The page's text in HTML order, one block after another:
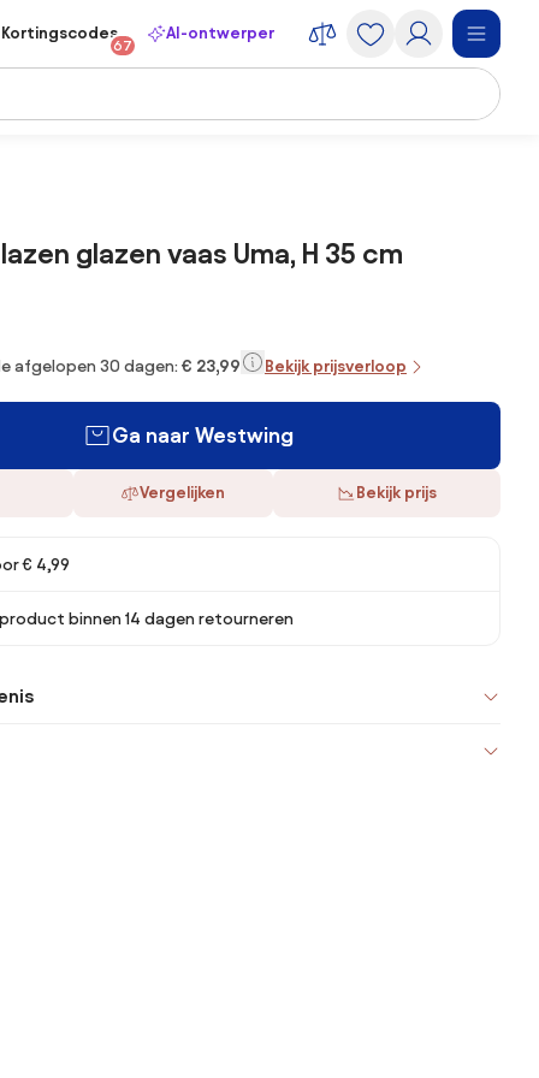
Kortingscodes
67
AI-ontwerper
glazen vaas Uma, H 35 cm
afgelopen 30 dagen: € 23,99 Bekijk prijsverloop
Ga naar Westwing
Vergelijken Bekijk prijs
€ 4,99
binnen 14 dagen retourneren